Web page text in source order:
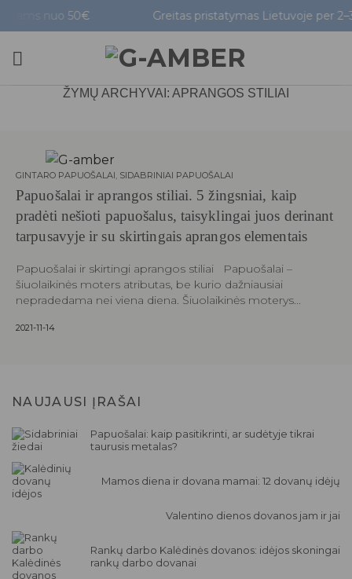
to
content
nuo 50€ Greitas pristatymas Lietuvoje per 2–3
ŽYMŲ ARCHYVAI: APRANGOS STILIAI
GINTARO PAPUOŠALAI, SIDABRINIAI PAPUOŠALAI
Papuošalai ir aprangos stiliai. 5 žingsniai, kaip
pradėti nešioti papuošalus, taisyklingai juos derinant
tarpusavyje ir su skirtingais aprangos elementais
Papuošalai ir skirtingi aprangos stiliai Papuošalai –
šiuolaikinės moters atributas, be kurio dažniausiai
nepradedama nei viena diena. Šiuolaikinės moterys...
2021-11-14
NAUJAUSI ĮRAŠAI
Papuošalai: kaip pasitikrinti, ar sudėtyje tikrai
taurusis metalas?
Mamos diena ir dovana mamai: 12 dovanų idėjų
Valentino dienos dovanos jam ir jai
Rankų darbo Kalėdinės dovanos: idėjos skoningai
rankų darbo dovanai